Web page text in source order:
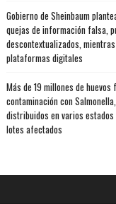
Gobierno de Sheinbaum
quejas de información falsa,
descontextualizados,
plataformas digitales
Más de 19 millones de
contaminación con
distribuidos en varios estados
lotes afectados